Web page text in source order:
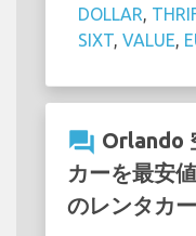
DOLLAR,
SIXT, VALUE,
question_answer Orlando
カーを最安
のレンタカ